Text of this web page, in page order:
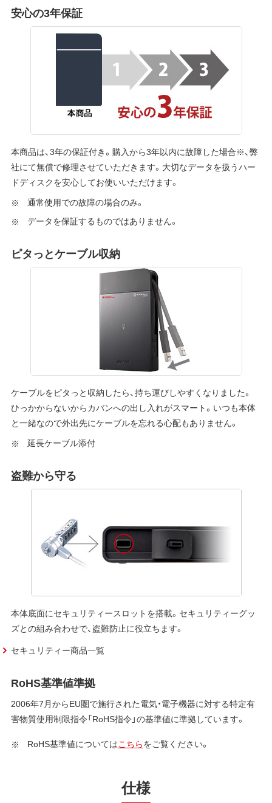
安心の3年保証
本商品は、3年の保証付き。購入から3年以内に故障した場合※、弊
社にて無償で修理させていただきます。大切なデータを扱うハー
ドディスクを安心してお使いいただけます。
通常使用での故障の場合のみ。
データを保証するものではありません。
ピタっとケーブル収納
ケーブルをピタっと収納したら、持ち運びしやすくなりました。
ひっかからないからカバンへの出し入れがスマート。いつも本体
と一緒なので外出先にケーブルを忘れる心配もありません。
延長ケーブル添付
盗難から守る
本体底面にセキュリティースロットを搭載。セキュリティーグッ
ズとの組み合わせで、盗難防止に役立ちます。
セキュリティー商品一覧
RoHS基準値準拠
2006年7月からEU圏で施行された電気・電子機器に対する特定有
害物質使用制限指令「RoHS指令」の基準値に準拠しています。
RoHS基準値についてはこちらをご覧ください。
仕様